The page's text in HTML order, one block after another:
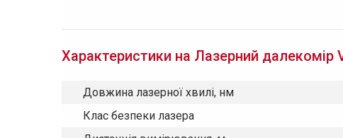
Характеристики на Лазерний далекомір
Довжина лазерної хвилі, нм
Клас безпеки лазера